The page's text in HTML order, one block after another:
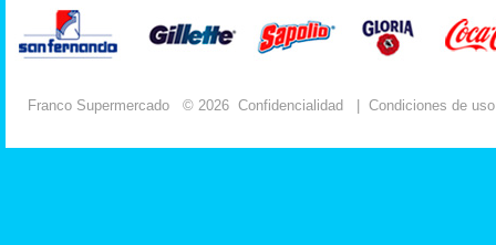
Franco Supermercado © 2026 Confidencialidad Condiciones de uso